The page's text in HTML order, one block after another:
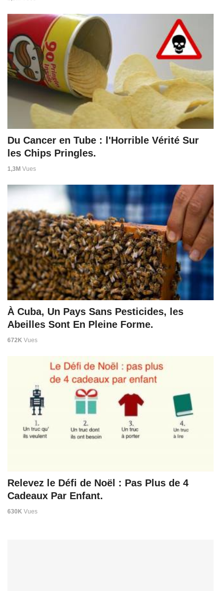
Du Cancer en Tube : l'Horrible Vérité Sur
les Chips Pringles.
1,3M Vues
À Cuba, Un Pays Sans Pesticides, les
Abeilles Sont En Pleine Forme.
672K Vues
Relevez le Défi de Noël : Pas Plus de 4
Cadeaux Par Enfant.
630K Vues